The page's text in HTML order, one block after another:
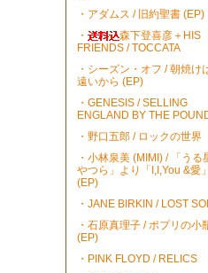
・アダムス / 旧約聖書 (EP)
・
森下登喜彦＋HIS
FRIENDS / TOCCATA
・シーズン・オフ / 朝焼け
遠いから (EP)
・GENESIS / SELLING
ENGLAND BY THE
・野口五郎 / ロックの世界
・小林泉美 (MIMI) / 「うる
やつら」より「I,I,You &愛」
(EP)
・JANE BIRKIN / LOST
・石原真理子 / ポプリの小
(EP)
・PINK FLOYD / RELICS